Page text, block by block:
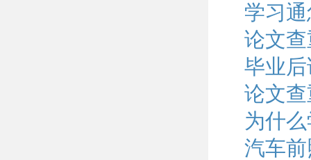
学习
论文
毕业
论文
为什
汽车